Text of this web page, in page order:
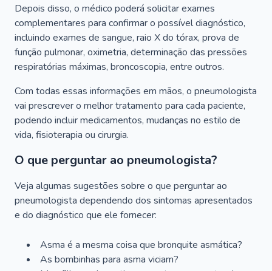
Depois disso, o médico poderá solicitar exames
complementares para confirmar o possível diagnóstico,
incluindo exames de sangue, raio X do tórax, prova de
função pulmonar, oximetria, determinação das pressões
respiratórias máximas, broncoscopia, entre outros.
Com todas essas informações em mãos, o pneumologista
vai prescrever o melhor tratamento para cada paciente,
podendo incluir medicamentos, mudanças no estilo de
vida, fisioterapia ou cirurgia.
O que perguntar ao pneumologista?
Veja algumas sugestões sobre o que perguntar ao
pneumologista dependendo dos sintomas apresentados
e do diagnóstico que ele fornecer:
Asma é a mesma coisa que bronquite asmática?
As bombinhas para asma viciam?